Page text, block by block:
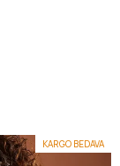
KARGO BEDAVA